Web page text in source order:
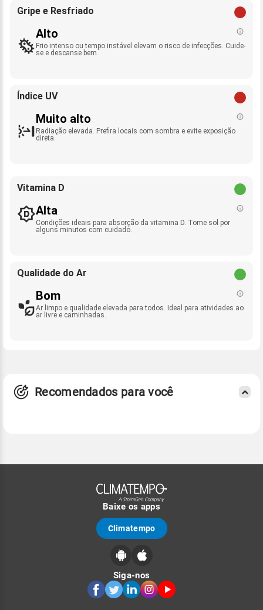
Gripe e Resfriado
Alto
Frio intenso ou tempo instável elevam o risco de infecções. Cuide-
se e descanse bem.
Índice UV
Muito alto
Radiação elevada. Prefira locais com sombra e evite exposição
direta.
Vitamina D
Alta
Condições ideais para absorção da vitamina D. Tome sol por
alguns minutos com cuidado.
Qualidade do Ar
Bom
Ar limpo e qualidade elevada para todos. Ideal para atividades ao
ar livre e caminhadas.
Recomendados para você
Baixe os apps
Climatempo
Siga-nos